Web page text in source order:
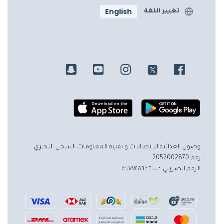
تغيير اللغة English
وصول الغذائية للاتصالات و تقنية المعلومات السجل التجاري
رقم 2052002870
الرقم الضريبي ٣٠٠٧٧٤٨٦٣٢٠٠٠٠٣